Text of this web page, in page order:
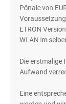
Pönale von
ETRON
WLAN im
Die erstmalige
Aufwand
Eine